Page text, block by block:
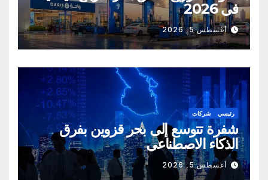
في 2026
أغسطس 5, 2026
رئيسي شركات
شفرة تتوسع إلى بحر قزوين بفرق
الذكاء الاصطناعي
أغسطس 5, 2026